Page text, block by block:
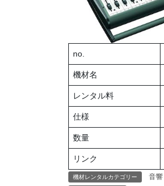
no.
機材名
レンタル料
仕様
数量
リンク
機材レンタルカテゴリー 音響